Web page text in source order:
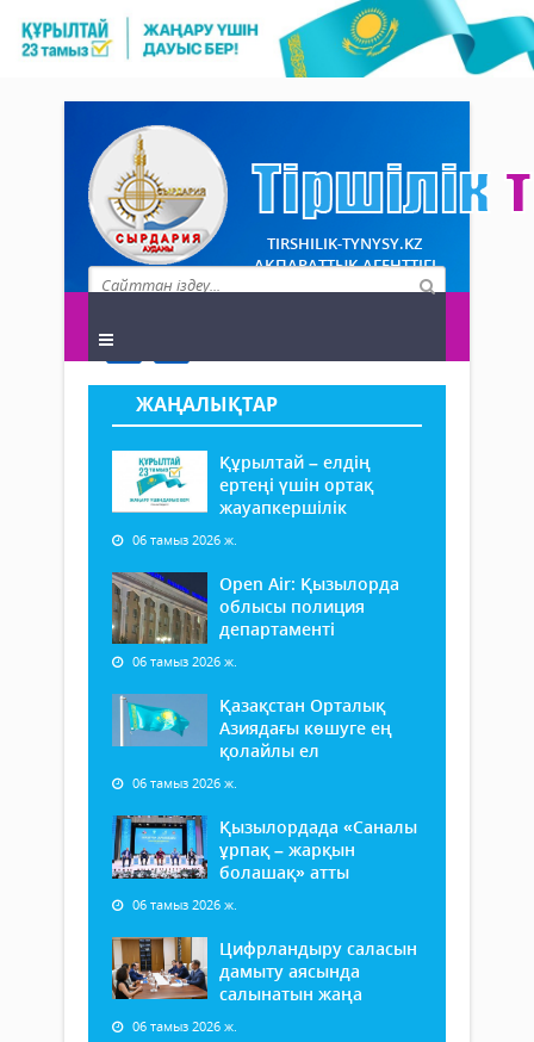
TIRSHILIK-TYNYSY.KZ
АҚПАРАТТЫҚ АГЕНТТІГІ
ЖАҢАЛЫҚТАР
Құрылтай – елдің
ертеңі үшін ортақ
жауапкершілік
06 тамыз 2026 ж.
Open Air: Қызылорда
облысы полиция
департаменті
06 тамыз 2026 ж.
Қазақстан Орталық
Азиядағы көшуге ең
қолайлы ел
06 тамыз 2026 ж.
Қызылордада «Саналы
ұрпақ – жарқын
болашақ» атты
06 тамыз 2026 ж.
Цифрландыру саласын
дамыту аясында
салынатын жаңа
06 тамыз 2026 ж.